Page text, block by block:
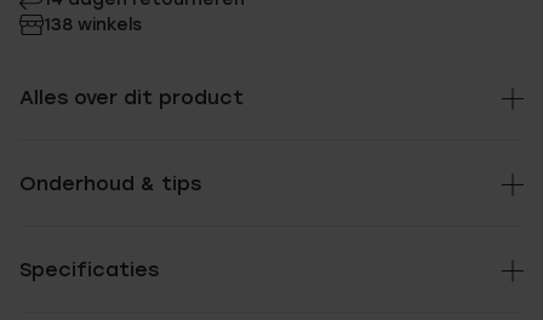
138 winkels
Alles over dit product
Onderhoud & tips
Specificaties